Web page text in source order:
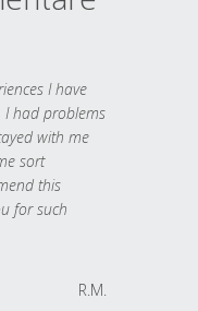
I have
I had problems
with me
sort
this
for such
R.M.